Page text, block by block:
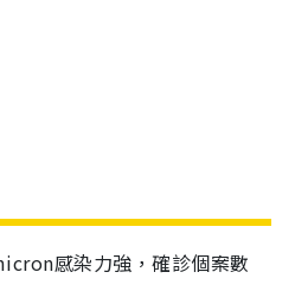
感染力強，確診個案數